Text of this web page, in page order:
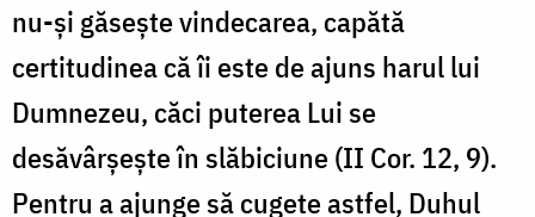
nu-și găsește vindecarea, capătă
certitudinea că îi este de ajuns harul lui
Dumnezeu, căci puterea Lui se
desăvârşeşte în slăbiciune (II Cor. 12, 9).
Pentru a ajunge să cugete astfel, Duhul